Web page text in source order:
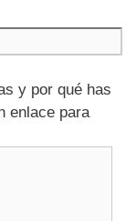
y por qué has
enlace para